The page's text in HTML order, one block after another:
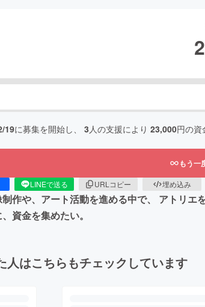
19に募集を開始し、 3人の支援により 23,000円の資
もう一
LINEで送る URLコピー 埋め込み
作や、アート活動を進める中で、 アトリ
資金を集めたい。
人はこちらもチェックしています